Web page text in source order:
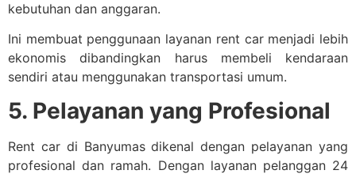
kebutuhan dan anggaran.
Ini membuat penggunaan layanan rent car menjadi lebih
ekonomis dibandingkan harus membeli kendaraan
sendiri atau menggunakan transportasi umum.
5. Pelayanan yang Profesional
Rent car di Banyumas dikenal dengan pelayanan yang
profesional dan ramah. Dengan layanan pelanggan 24